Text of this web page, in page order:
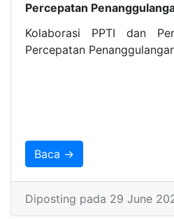
Percepatan
Kolaborasi PPTI dan
Percepatan
Baca →
Diposting pada 29 June